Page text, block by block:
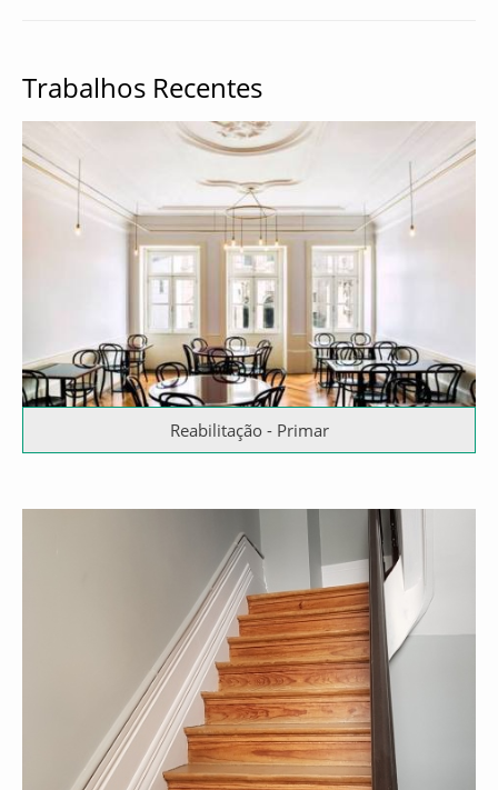
Trabalhos Recentes
Reabilitação - Primar